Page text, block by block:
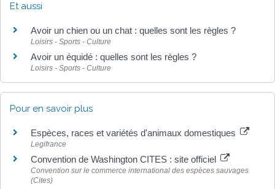
Et aussi
Avoir un chien ou un chat : quelles sont les règles ?
Loisirs - Sports - Culture
Avoir un équidé : quelles sont les règles ?
Loisirs - Sports - Culture
Pour en savoir plus
Espèces, races et variétés d'animaux domestiques
Legifrance
Convention de Washington CITES : site officiel
Convention sur le commerce international des espèces sauvages
(Cites)